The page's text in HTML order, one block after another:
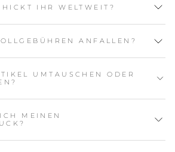
IHR WELTWEIT?
ANFALLEN?
UMTAUSCHEN ODER
MEINEN